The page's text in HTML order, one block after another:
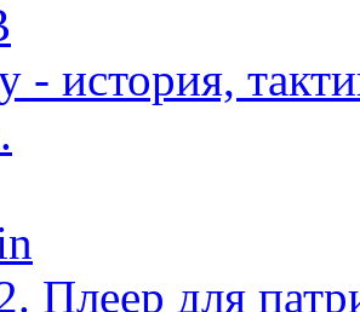
- история,
Плеер для